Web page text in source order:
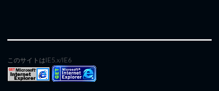
このサイトはIE5.x/IE6